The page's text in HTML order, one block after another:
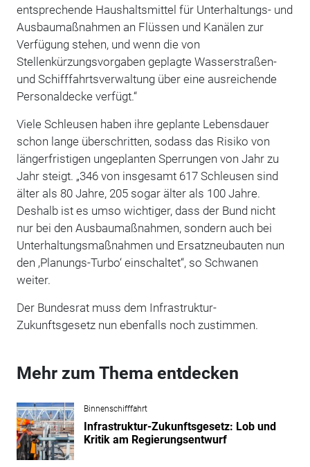
entsprechende Haushaltsmittel für Unterhaltungs- und
Ausbaumaßnahmen an Flüssen und Kanälen zur
Verfügung stehen, und wenn die von
Stellenkürzungsvorgaben geplagte Wasserstraßen-
und Schifffahrtsverwaltung über eine ausreichende
Personaldecke verfügt.“
Viele Schleusen haben ihre geplante Lebensdauer
schon lange überschritten, sodass das Risiko von
längerfristigen ungeplanten Sperrungen von Jahr zu
Jahr steigt. „346 von insgesamt 617 Schleusen sind
älter als 80 Jahre, 205 sogar älter als 100 Jahre.
Deshalb ist es umso wichtiger, dass der Bund nicht
nur bei den Ausbaumaßnahmen, sondern auch bei
Unterhaltungsmaßnahmen und Ersatzneubauten nun
den ‚Planungs-Turbo‘ einschaltet“, so Schwanen
weiter.
Der Bundesrat muss dem Infrastruktur-
Zukunftsgesetz nun ebenfalls noch zustimmen.
Mehr zum Thema entdecken
Binnenschifffahrt
Infrastruktur-Zukunftsgesetz: Lob und
Kritik am Regierungsentwurf